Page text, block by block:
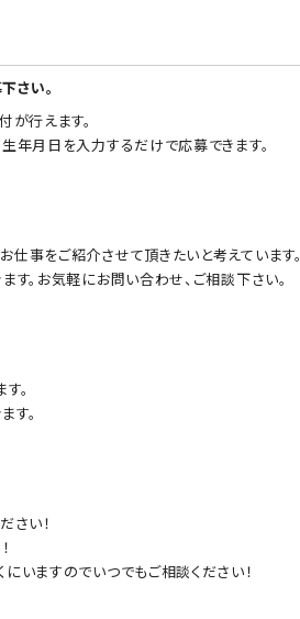
さい。
行えます。
年月日を入力するだけで応募できます。
事をご紹介させて頂きたいと考えています。
。お気軽にお問い合わせ、ご相談下さい。
。
す。
さい！
いますのでいつでもご相談ください！